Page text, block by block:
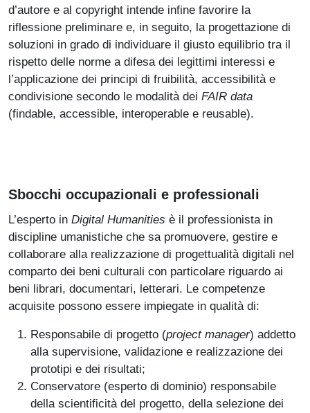
d’autore e al copyright intende infine favorire la
riflessione preliminare e, in seguito, la progettazione di
soluzioni in grado di individuare il giusto equilibrio tra il
rispetto delle norme a difesa dei legittimi interessi e
l’applicazione dei principi di fruibilità, accessibilità e
condivisione secondo le modalità dei FAIR data
(findable, accessible, interoperable e reusable).
Sbocchi occupazionali e professionali
L’esperto in Digital Humanities è il professionista in
discipline umanistiche che sa promuovere, gestire e
collaborare alla realizzazione di progettualità digitali nel
comparto dei beni culturali con particolare riguardo ai
beni librari, documentari, letterari. Le competenze
acquisite possono essere impiegate in qualità di:
Responsabile di progetto (project manager) addetto
alla supervisione, validazione e realizzazione dei
prototipi e dei risultati;
Conservatore (esperto di dominio) responsabile
della scientificità del progetto, della selezione dei